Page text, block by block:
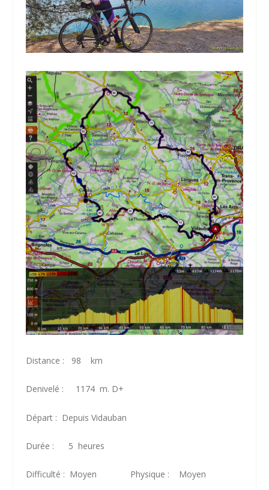
Distance : 98 km
Denivelé : 1174 m. D+
Départ : Depuis Vidauban
Durée : 5 heures
Difficulté : Moyen Physique : Moyen